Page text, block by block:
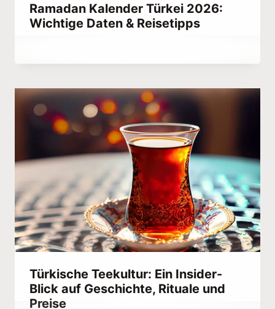
Ramadan Kalender Türkei 2026:
Wichtige Daten & Reisetipps
Türkische Teekultur: Ein Insider-
Blick auf Geschichte, Rituale und
Preise